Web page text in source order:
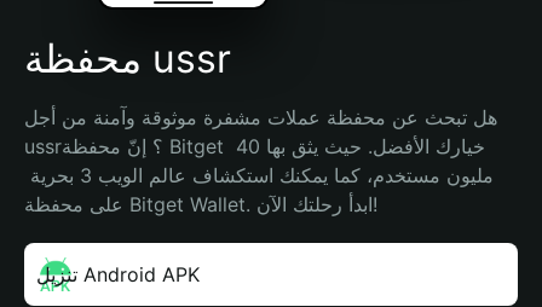
محفظة ussr
هل تبحث عن محفظة عملات مشفرة موثوقة وآمنة من أجل
ussr؟ إنّ محفظة Bitget خيارك الأفضل. حيث يثق بها 40
على محفظة Bitget Wallet. ابدأ رحلتك الآن!
تنزيل Android APK